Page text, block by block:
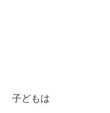
子どもは